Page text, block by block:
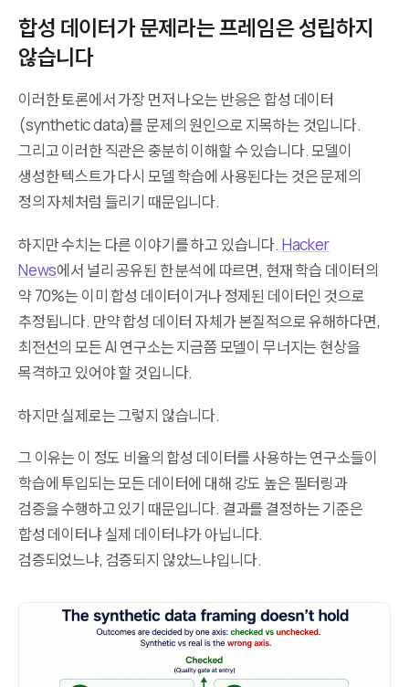
합성 데이터가 문제라는 프레임은 성립하지
않습니다
이러한 토론에서 가장 먼저 나오는 반응은 합성 데이터
(synthetic data)를 문제의 원인으로 지목하는 것입니다.
그리고 이러한 직관은 충분히 이해할 수 있습니다. 모델이
생성한 텍스트가 다시 모델 학습에 사용된다는 것은 문제의
정의 자체처럼 들리기 때문입니다.
하지만 수치는 다른 이야기를 하고 있습니다. Hacker
News에서 널리 공유된 한 분석에 따르면, 현재 학습 데이터의
약 70%는 이미 합성 데이터이거나 정제된 데이터인 것으로
추정됩니다. 만약 합성 데이터 자체가 본질적으로 유해하다면,
최전선의 모든 AI 연구소는 지금쯤 모델이 무너지는 현상을
목격하고 있어야 할 것입니다.
하지만 실제로는 그렇지 않습니다.
그 이유는 이 정도 비율의 합성 데이터를 사용하는 연구소들이
학습에 투입되는 모든 데이터에 대해 강도 높은 필터링과
검증을 수행하고 있기 때문입니다. 결과를 결정하는 기준은
합성 데이터냐 실제 데이터냐가 아닙니다.
검증되었느냐, 검증되지 않았느냐입니다.